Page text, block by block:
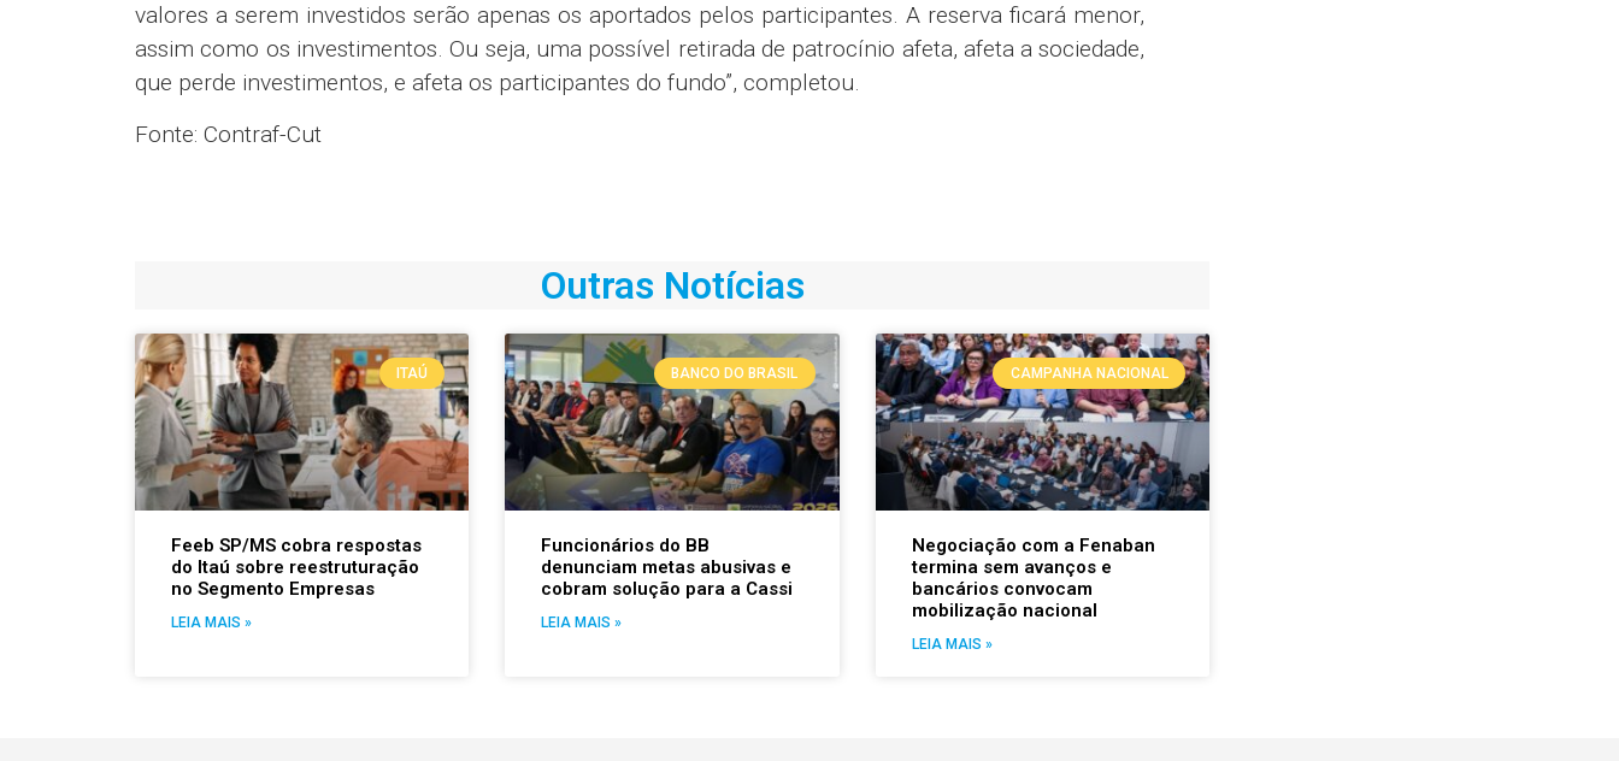
valores a serem investidos serão apenas os aportados pelos participantes. A reserva ficará menor,
assim como os investimentos. Ou seja, uma possível retirada de patrocínio afeta, afeta a sociedade,
que perde investimentos, e afeta os participantes do fundo”, completou.
Fonte: Contraf-Cut
Outras Notícias
ITAÚ
Feeb SP/MS cobra respostas
do Itaú sobre reestruturação
no Segmento Empresas
LEIA MAIS »
BANCO DO BRASIL
Funcionários do BB
denunciam metas abusivas e
cobram solução para a Cassi
LEIA MAIS »
CAMPANHA NACIONAL
Negociação com a Fenaban
termina sem avanços e
bancários convocam
mobilização nacional
LEIA MAIS »